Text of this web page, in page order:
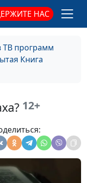
НАС
ТВ программ
Книга
12+
Синицына,
практической
практической
Синицына,
Бучнев,